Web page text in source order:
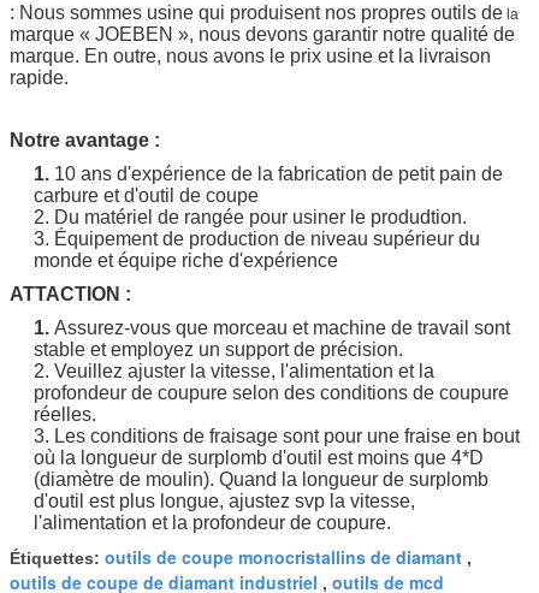
: Nous sommes usine qui produisent nos propres outils de la
marque « JOEBEN », nous devons garantir notre qualité de
marque. En outre, nous avons le prix usine et la livraison
rapide.
Notre avantage :
1. 10 ans d'expérience de la fabrication de petit pain de
carbure et d'outil de coupe
2. Du matériel de rangée pour usiner le produdtion.
3. Équipement de production de niveau supérieur du
monde et équipe riche d'expérience
ATTACTION :
1. Assurez-vous que morceau et machine de travail sont
stable et employez un support de précision.
2. Veuillez ajuster la vitesse, l'alimentation et la
profondeur de coupure selon des conditions de coupure
réelles.
3. Les conditions de fraisage sont pour une fraise en bout
où la longueur de surplomb d'outil est moins que 4*D
(diamètre de moulin). Quand la longueur de surplomb
d'outil est plus longue, ajustez svp la vitesse,
l'alimentation et la profondeur de coupure.
Étiquettes: outils de coupe monocristallins de diamant ,
outils de coupe de diamant industriel , outils de mcd